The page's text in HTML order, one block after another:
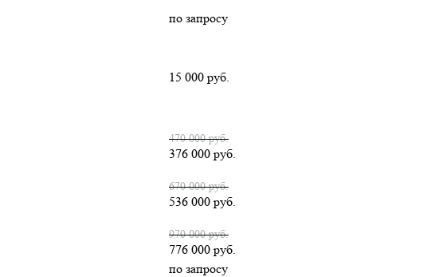
по запросу
15 000 руб.
470 000 руб.
376 000 руб.
670 000 руб.
536 000 руб.
970 000 руб.
776 000 руб.
по запросу